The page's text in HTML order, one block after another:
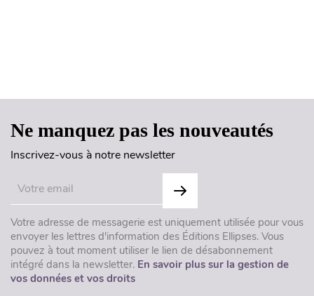
Ne manquez pas les nouveautés
Inscrivez-vous à notre newsletter
Votre adresse de messagerie est uniquement utilisée pour vous
envoyer les lettres d'information des Éditions Ellipses. Vous
pouvez à tout moment utiliser le lien de désabonnement
intégré dans la newsletter. En savoir plus sur la gestion de
vos données et vos droits